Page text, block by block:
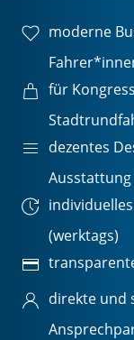
moderne
für
dezentes
Ausstattung
(werktags)
direkte und